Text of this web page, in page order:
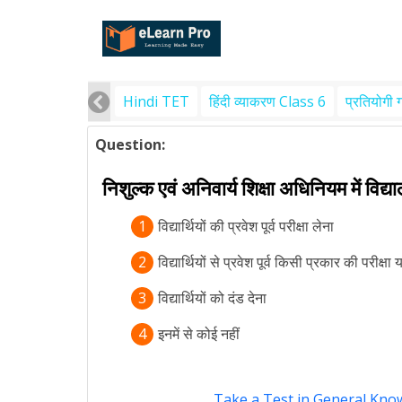
Hindi TET हिंदी व्याकरण Class 6 प्रतियोगी
Question:
निशुल्क एवं अनिवार्य शिक्षा अधिनियम में
1
विद्यार्थियों की प्रवेश पूर्व परीक्षा लेना
2
विद्यार्थियों से प्रवेश पूर्व किसी प्रकार की
3
विद्यार्थियों को दंड देना
4 इनमें से कोई नहीं